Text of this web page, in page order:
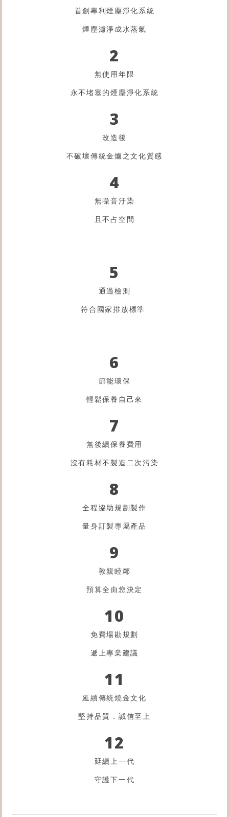
首創專利煙塵淨化系統
煙塵濾淨成水蒸氣
2
無使用年限
永不堵塞的煙塵淨化系統
3
改造後
不破壞傳統金爐之文化質感
4
無噪音汙染
且不占空間
5
通過檢測
符合國家排放標準
6
節能環保
輕鬆保養自己來
7
無後續保養費用
沒有耗材不製造二次污染
8
全程協助規劃製作
量身訂製專屬產品
9
敦親睦鄰
預算全由您決定
10
免費場勘規劃
遞上專業建議
11
延續傳統燒金文化
堅持品質．誠信至上
12
延續上一代
守護下一代